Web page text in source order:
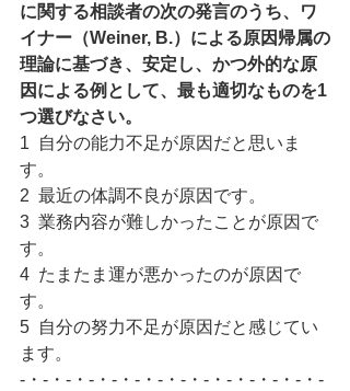
に関する相談者の次の発言のうち、ワ
イナー（Weiner, B.）による原因帰属の
理論に基づき、安定し、かつ外的な原
因による例として、最も適切なものを1
つ選びなさい。
1  自分の能力不足が原因だと思いま
す。
2  最近の体調不良が原因です。
3  業務内容が難しかったことが原因で
す。
4  たまたま運が悪かったのが原因で
す。
5  自分の努力不足が原因だと感じてい
ます。
-・-・-・-・-・-・-・-・-・-・-・-・-・-